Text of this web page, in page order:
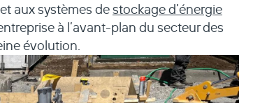
aux systèmes destockage d’énergie
à l’avant-plan du secteur des
évolution.